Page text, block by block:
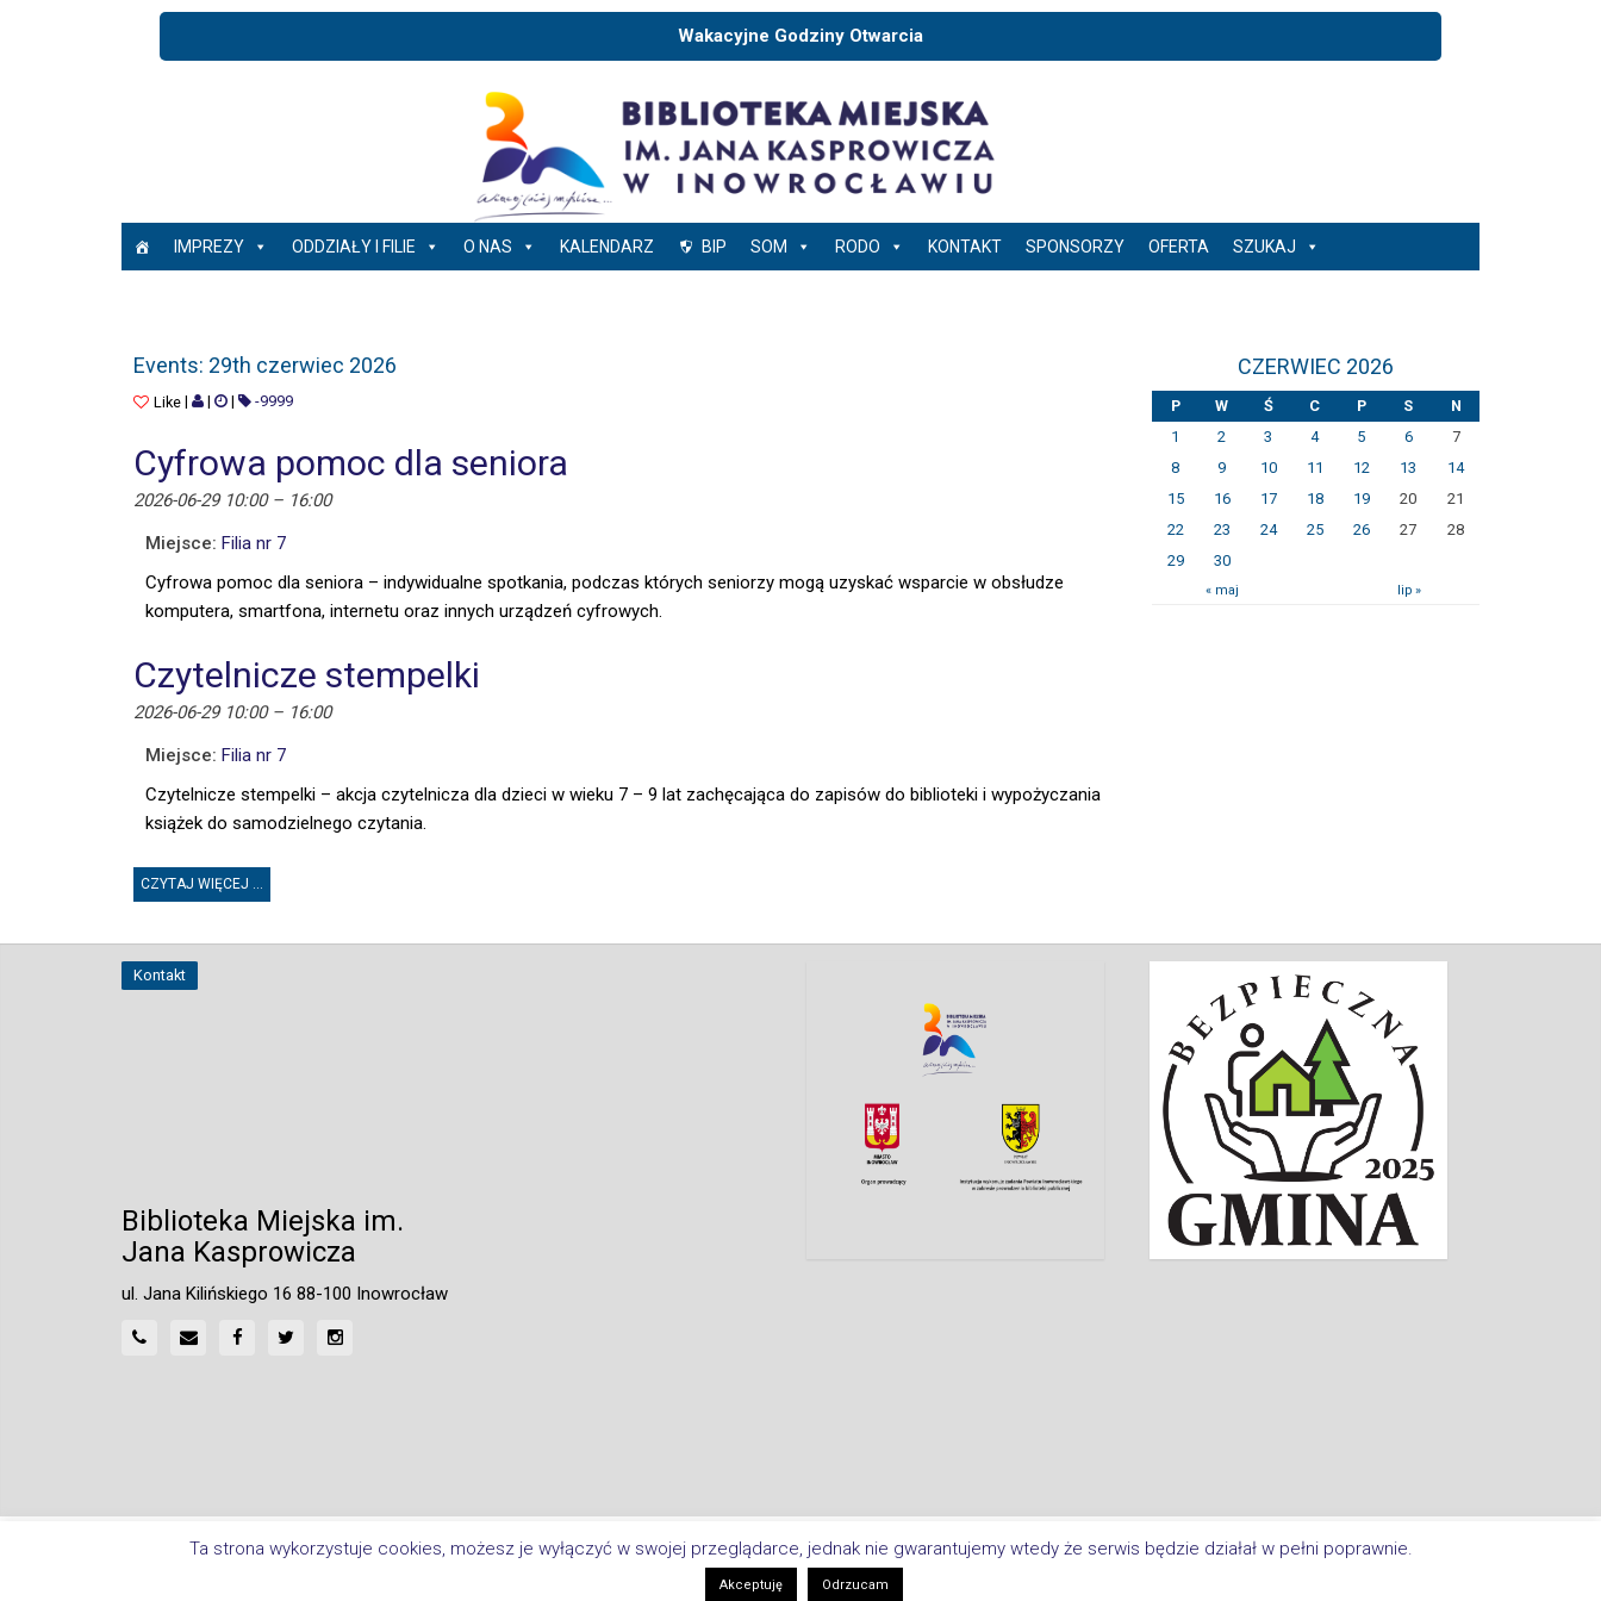
Wakacyjne Godziny Otwarcia
IMPREZY ODDZIAŁY I FILIE O NAS KALENDARZ BIP SOM RODO KONTAKT SPONSORZY OFERTA SZUKAJ
Events: 29th czerwiec 2026
Like| | | -9999
Cyfrowa pomoc dla seniora
2026-06-29 10:00– 16:00
Miejsce: Filia nr 7
Cyfrowa pomoc dla seniora – indywidualne spotkania, podczas których seniorzy mogą uzyskać wsparcie w obsłudze
komputera, smartfona, internetu oraz innych urządzeń cyfrowych.
Czytelnicze stempelki
2026-06-29 10:00– 16:00
Miejsce: Filia nr 7
Czytelnicze stempelki – akcja czytelnicza dla dzieci w wieku 7 – 9 lat zachęcająca do zapisów do biblioteki i wypożyczania
książek do samodzielnego czytania.
CZYTAJ WIĘCEJ ...
CZERWIEC 2026
P W Ś C P S
N
1
2 3 4 5 6
7
8
9 10 11 12 13
14
15
16 17 18 19 20
21
22
23 24 25 26 27
28
29
30
« maj lip »
Kontakt
Biblioteka Miejska im.
Jana Kasprowicza
ul. Jana Kilińskiego 16 88-100 Inowrocław
Polityka Prywatności Deklaracja Dostępności Copyright © 2026 Biblioteka Miejska Im. Jana Kasprowicza W Inowrocławiu. All Rights Reserved.
Ta strona wykorzystuje cookies, możesz je wyłączyć w swojej przeglądarce, jednak nie gwarantujemy wtedy że serwis będzie działał w pełni poprawnie.
Akceptuję Odrzucam